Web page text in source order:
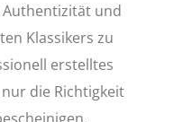
Authentizität und
Klassikers zu
erstelltes
die Richtigkeit